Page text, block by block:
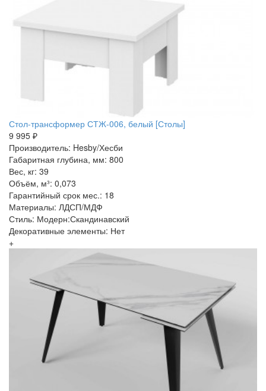
Стол-трансформер СТЖ-006, белый [Столы]
9 995 ₽
Производитель: Hesby/Хесби
Габаритная глубина, мм: 800
Вес, кг: 39
Объём, м³: 0,073
Гарантийный срок мес.: 18
Материалы: ЛДСП/МДФ
Стиль: Модерн:Скандинавский
Декоративные элементы: Нет
+